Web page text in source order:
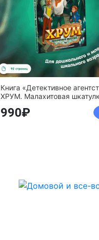
Книга «Детективное
ХРУМ. Малахитовая
990